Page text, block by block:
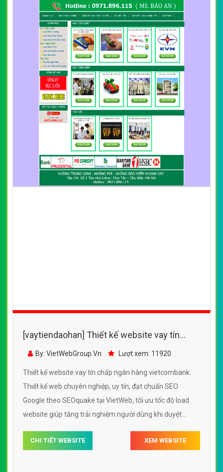
[vaytiendaohan] Thiết kế website vay tín
chấp ngân hàng vietcombank
By: VietWebGroup.Vn Lượt xem: 11920
Thiết kế website vay tín chấp ngân hàng vietcombank.
Thiết kế web chuyên nghiệp, uy tín, đạt chuẩn SEO
Google theo SEOquake tại VietWeb, tối ưu tốc độ load
website giúp tăng trải nghiệm người dùng khi duyệt
CHI TIẾT WEBSITE XEM WEBSITE